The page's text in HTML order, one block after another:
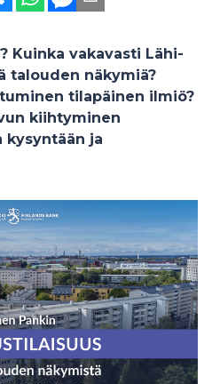
Kuinka vakavasti Lähi-
talouden näkymiä?
tilapäinen ilmiö?
kiihtyminen
ja